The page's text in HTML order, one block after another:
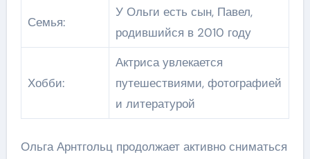
Семья:
У Ольги есть сын, Павел,
родившийся в 2010 году
Хобби:
Актриса увлекается
путешествиями, фотографией
и литературой
Ольга Арнтгольц продолжает активно сниматься